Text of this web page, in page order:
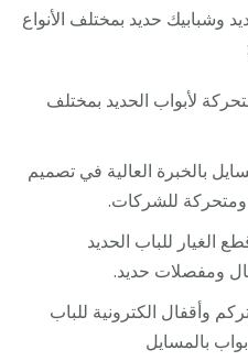
حديد بمختلف الأنواع
لأبواب الحديد بمختلف
بالخبرة العالية في تصميم
ومتحركة للشركات.
الغيار للباب الحديد
ومفصلات حديد.
وأقفال الكترونية للباب
بالمسايل